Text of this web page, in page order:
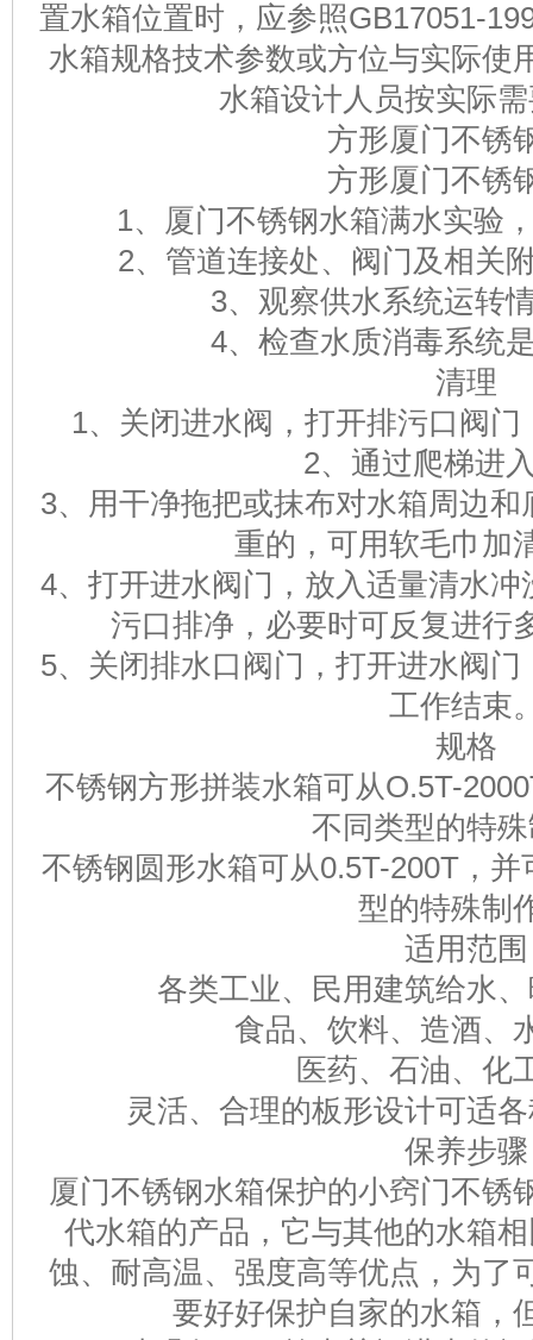
置水箱位置时，应参照GB17051-
水箱规格技术参数或方位与实际使
水箱设计人员按实际
方形厦门不锈
方形厦门不锈
1、厦门不锈钢水箱满水实验
2、管道连接处、阀门及相关
3、观察供水系统运转
4、检查水质消毒系统
清理
1、关闭进水阀，打开排污口阀
2、通过爬梯进
3、用干净拖把或抹布对水箱周边
重的，可用软毛巾加
4、打开进水阀门，放入适量清水
污口排净，必要时可反复进行
5、关闭排水口阀门，打开进水阀
工作结束
规格
不锈钢方形拼装水箱可从O.5T-
不同类型的特
不锈钢圆形水箱可从0.5T-200T，
型的特殊制
适用范围
各类工业、民用建筑给水
食品、饮料、造酒、
医药、石油、化
灵活、合理的板形设计可适
保养步骤
厦门不锈钢水箱保护的小窍门不锈
代水箱的产品，它与其他的水箱
蚀、耐高温、强度高等优点，为了
要好好保护自家的水箱，